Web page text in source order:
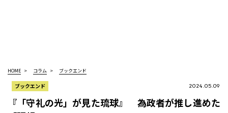
HOME コラム ブックエンド
ブックエンド 2024.05.09
『「守礼の光」が見た琉球』 為政者が推し進めた